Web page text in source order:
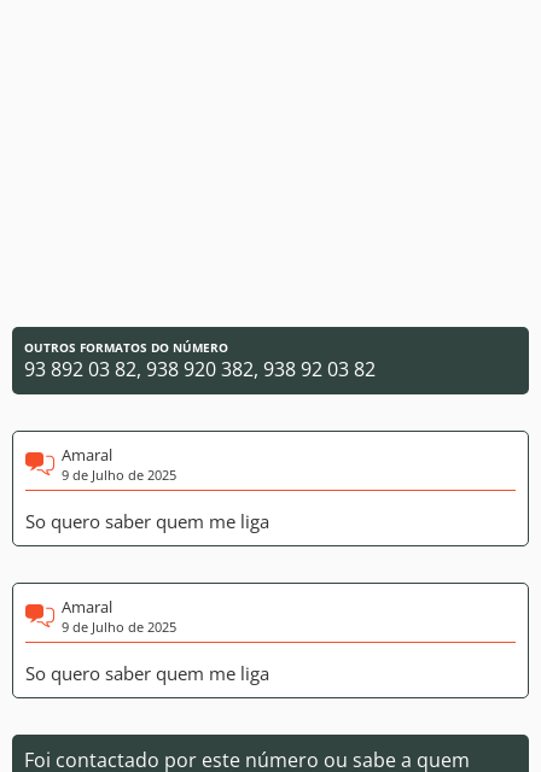
OUTROS FORMATOS DO NÚMERO
93 892 03 82, 938 920 382, 938 92 03 82
Amaral
9 de Julho de 2025
So quero saber quem me liga
Amaral
9 de Julho de 2025
So quero saber quem me liga
Foi contactado por este número ou sabe a quem